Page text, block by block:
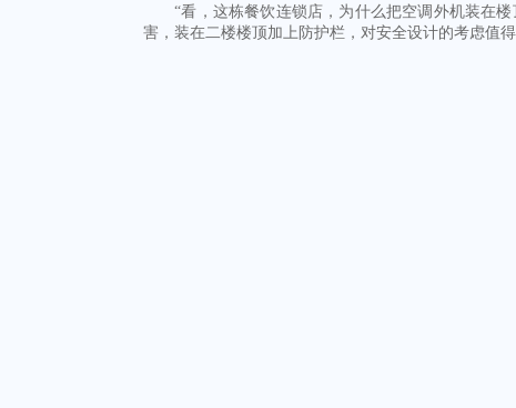
“看，这栋餐饮连锁店，为什么把空调外机装在楼
害，装在二楼楼顶加上防护栏，对安全设计的考虑值